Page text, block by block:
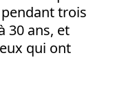
trois
30 ans, et
qui ont